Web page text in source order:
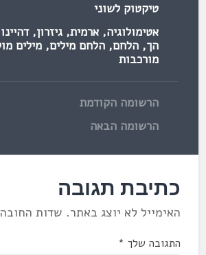
טיקטוק לשוני
אטימולוגיה,ארמית,גיזרון,דהיינו
הך,הלחם,הלחם מילים,מילים
מורכבות
הרשומה הקודמת
הרשומה הבאה
כתיבת תגובה
האימייל לא יוצג באתר. שדות
התגובה שלך *